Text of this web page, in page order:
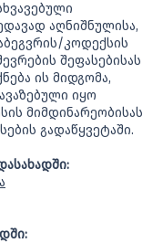
აღნიშნულისა,
კოდექსის
შეფასებისას
ის მიდგომა,
იყო
მიმდინარეობისას
გადაწყვეტაში.